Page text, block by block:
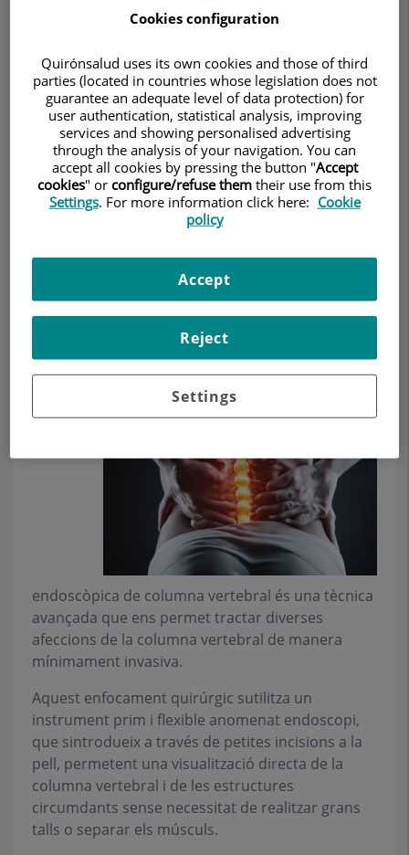
BARCELONA - Dr.
Roberto Lastra
NEUROCIRURGIA
DescripcióServeisEquip ContacteHorari
Demanar Cita
columna vertebral
La
endoscòpica de columna vertebral és una tècnica
avançada que ens permet tractar diverses
afeccions de la columna vertebral de manera
mínimament invasiva.
Aquest enfocament quirúrgic sutilitza un
instrument prim i flexible anomenat endoscopi,
que sintrodueix a través de petites incisions a la
pell, permetent una visualització directa de la
columna vertebral i de les estructures
circumdants sense necessitat de realitzar grans
talls o separar els músculs.
Cookies configuration
Quirónsalud uses its own cookies and those of third
parties (located in countries whose legislation does not
guarantee an adequate level of data protection) for
user authentication, statistical analysis, improving
services and showing personalised advertising
through the analysis of your navigation. You can
accept all cookies by pressing the button "Accept
cookies" or configure/refuse them their use from this
Settings. For more information click here: Cookie
policy
Settings
Reject
Accept